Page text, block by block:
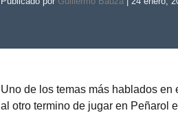
Uno de los temas más hablados
al otro termino de jugar en Peñarol